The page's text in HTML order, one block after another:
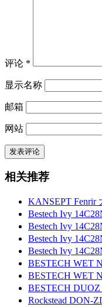
评论 *
显示名称
邮箱
网站
相关推荐
KANSEPT Fenrir
Bestech Ivy
Bestech Ivy
Bestech Ivy
Bestech Ivy
BESTECH WET
BESTECH WET
BESTECH DUOZ
Rockstead DON-